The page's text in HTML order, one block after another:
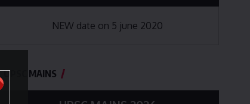
NEW date on 5 june 2020
UPSC MAINS